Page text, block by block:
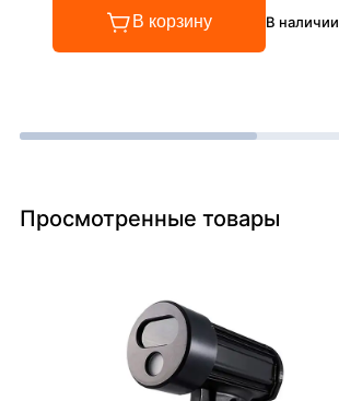
В корзину В наличии
Просмотренные товары